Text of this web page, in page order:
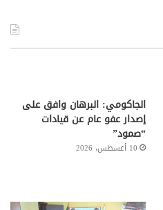
الجاكومي: البرهان وافق على
إصدار عفو عام عن قيادات
“صمود”
10 أغسطس، 2026